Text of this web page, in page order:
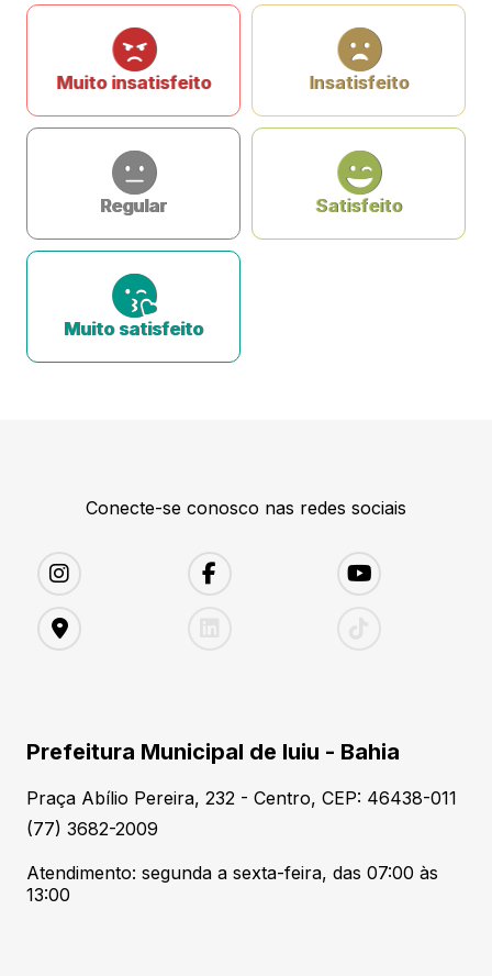
Muito insatisfeito Insatisfeito
Regular Satisfeito
Muito satisfeito
Conecte-se conosco nas redes sociais
Prefeitura Municipal de Iuiu - Bahia
Praça Abílio Pereira, 232 - Centro, CEP: 46438-011
(77) 3682-2009
Atendimento: segunda a sexta-feira, das 07:00 às
13:00